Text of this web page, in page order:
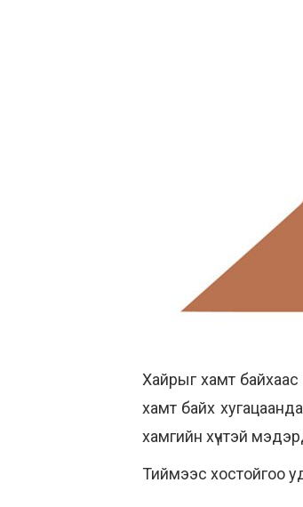
Хайрыг хамт байхаас
хамт байх
хамгийн хүчтэй
Тиймээс хостойгоо